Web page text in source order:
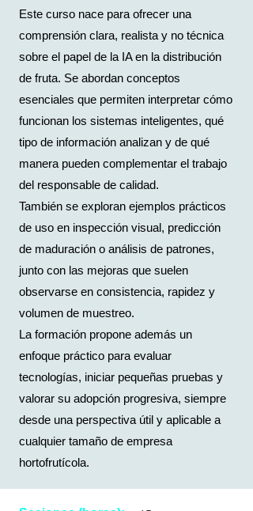
Este curso nace para ofrecer una
comprensión clara, realista y no técnica
sobre el papel de la IA en la distribución
de fruta. Se abordan conceptos
esenciales que permiten interpretar cómo
funcionan los sistemas inteligentes, qué
tipo de información analizan y de qué
manera pueden complementar el trabajo
del responsable de calidad.
También se exploran ejemplos prácticos
de uso en inspección visual, predicción
de maduración o análisis de patrones,
junto con las mejoras que suelen
observarse en consistencia, rapidez y
volumen de muestreo.
La formación propone además un
enfoque práctico para evaluar
tecnologías, iniciar pequeñas pruebas y
valorar su adopción progresiva, siempre
desde una perspectiva útil y aplicable a
cualquier tamaño de empresa
hortofrutícola.